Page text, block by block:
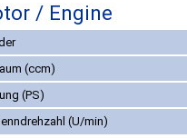
/ Engine
(ccm)
(PS)
(U/min)